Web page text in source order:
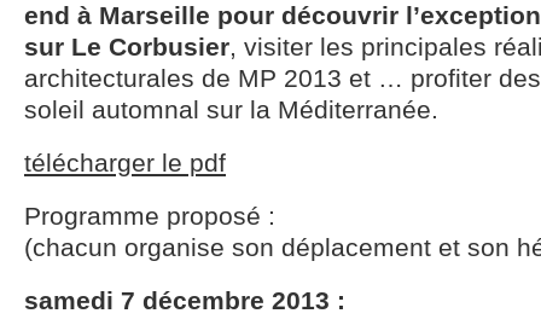
end à Marseille pour découvrir
sur Le Corbusier, visiter les principales
architecturales de MP 2013 et … profiter
soleil automnal sur la Méditerranée.
télécharger le pdf
Programme proposé :
(chacun organise son déplacement et son
samedi 7 décembre 2013 :